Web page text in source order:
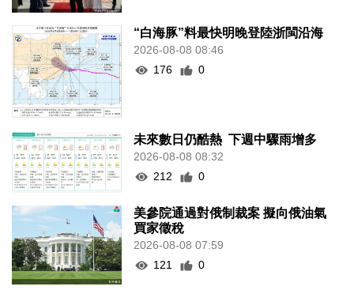
“白海豚”料最快明晚登陸浙閩沿海
2026-08-08 08:46
176
0
未來數日仍酷熱 下週中驟雨增多
2026-08-08 08:32
212
0
美參院通過對俄制裁案 擬向俄油氣
買家徵稅
2026-08-08 07:59
121
0